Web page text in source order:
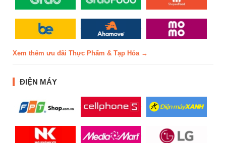
Xem thêm ưu đãi Thực Phẩm & Tạp Hóa →
ĐIỆN MÁY